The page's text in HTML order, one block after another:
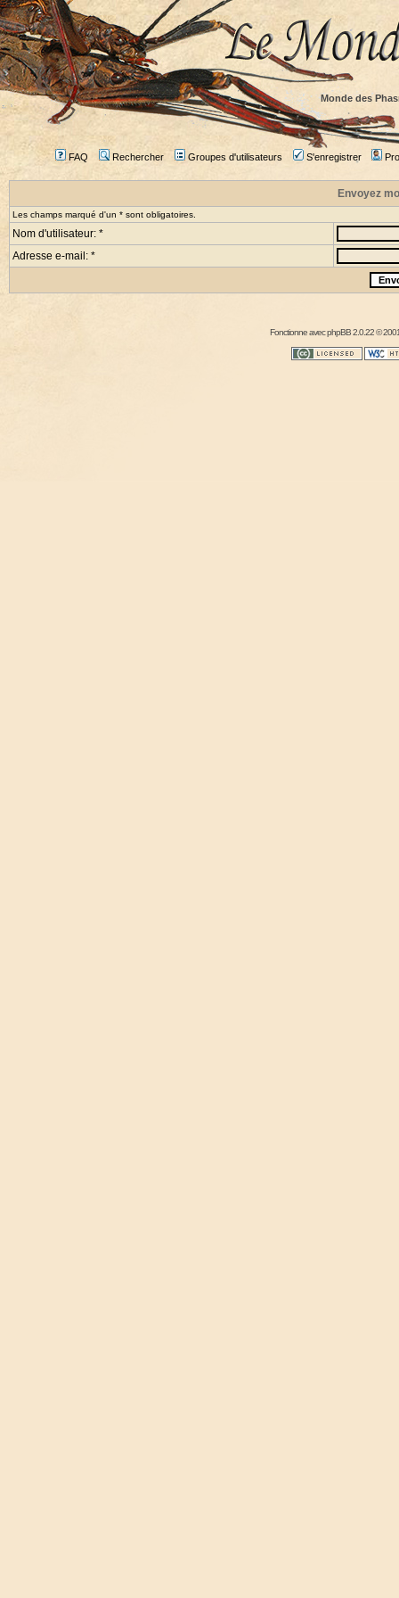
Monde des
FAQ Rechercher Groupes d'utilisateurs S'enregistrer
Envoyez
Les champs marqué d'un * sont obligatoires.
Nom d'utilisateur: *
Adresse e-mail: *
Fonctionne avecphpBB2.0.22 ©